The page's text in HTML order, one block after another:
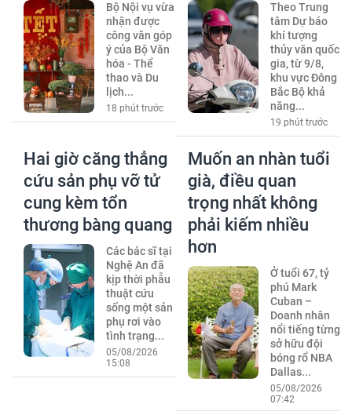
Bộ Nội vụ vừa
nhận được
công văn góp
ý của Bộ Văn
hóa - Thể
thao và Du
lịch...
18 phút trước
Theo Trung
tâm Dự báo
khí tượng
thủy văn quốc
gia, từ 9/8,
khu vực Đông
Bắc Bộ khả
năng...
19 phút trước
Hai giờ căng thẳng
cứu sản phụ vỡ tử
cung kèm tổn
thương bàng quang
Các bác sĩ tại
Nghệ An đã
kịp thời phẫu
thuật cứu
sống một sản
phụ rơi vào
tình trạng...
05/08/2026
15:08
Muốn an nhàn tuổi
già, điều quan
trọng nhất không
phải kiếm nhiều
hơn
Ở tuổi 67, tỷ
phú Mark
Cuban –
Doanh nhân
nổi tiếng từng
sở hữu đội
bóng rổ NBA
Dallas...
05/08/2026
07:42